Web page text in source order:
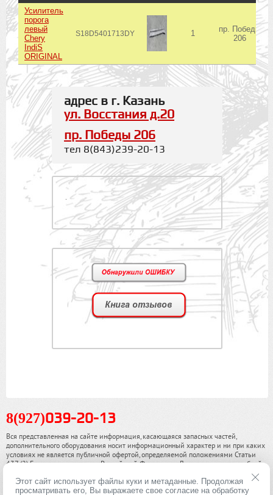
Усилитель
порога
левый
Chery
IndiS
ORIGINAL
S18D5401713DY 1
пр. Победы
206
адрес в г. Казань
ул. Восстания д.20
пр. Победы 206
тел 8(843)239-20-13
.
8(927)039-20-13
Вся представленная на сайте информация, касающаяся запасных частей,
дополнительного оборудования носит информационный характер и ни при каких
условиях не является публичной офертой, определяемой положениями Статьи
437 (2) Гражданского кодекса Российской Федерации. Для получения подробной
информации, пожалуйста, обращайтесь к нашим специалистам. чинамобил.рф ©
2013-2026. Все права охраняются законом.
Этот сайт использует файлы куки и метаданные. Продолжая
просматривать его, Вы выражаете свое согласие на обработку